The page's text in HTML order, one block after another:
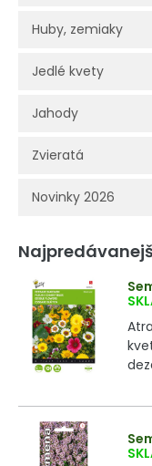
Huby, zemiaky
Jedlé kvety
Jahody
Zvieratá
Novinky 2026